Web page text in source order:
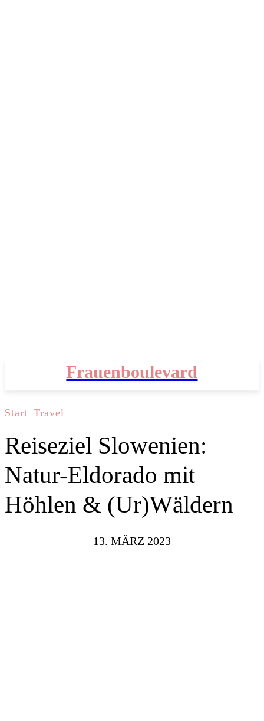
Frauenboulevard
Start Travel
Reiseziel Slowenien:
Natur-Eldorado mit
Höhlen & (Ur)Wäldern
13. MÄRZ 2023